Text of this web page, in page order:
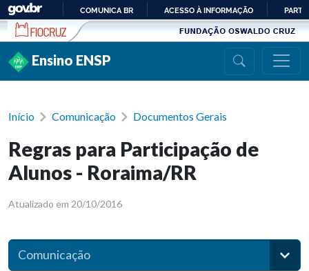
Ir para conteúdo
PARA
COMUNICA BR ACESSO À INFORMAÇÃO
Ensino ENSP
Início Comunicação Documentos Gerais
Regras para Participação de
Alunos - Roraima/RR
Atualizado em 20/10/2016
Comunicação